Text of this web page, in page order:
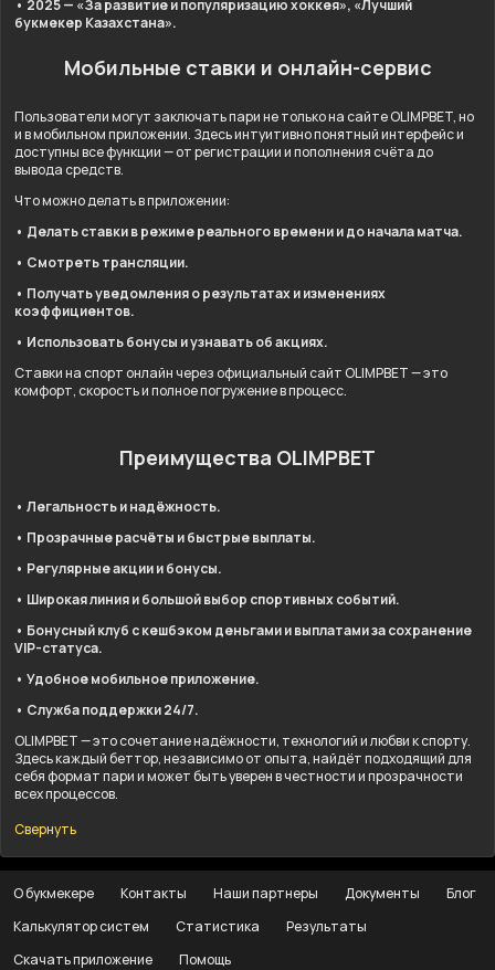
• 2025 — «За развитие и популяризацию хоккея», «Лучший
букмекер Казахстана».
Мобильные ставки и онлайн-сервис
Пользователи могут заключать пари не только на сайте OLIMPBET, но
и в мобильном приложении. Здесь интуитивно понятный интерфейс и
доступны все функции — от регистрации и пополнения счёта до
вывода средств.
Что можно делать в приложении:
• Делать ставки в режиме реального времени и до начала матча.
• Смотреть трансляции.
• Получать уведомления о результатах и изменениях
коэффициентов.
• Использовать бонусы и узнавать об акциях.
Ставки на спорт онлайн через официальный сайт OLIMPBET — это
комфорт, скорость и полное погружение в процесс.
Преимущества OLIMPBET
• Легальность и надёжность.
• Прозрачные расчёты и быстрые выплаты.
• Регулярные акции и бонусы.
• Широкая линия и большой выбор спортивных событий.
• Бонусный клуб с кешбэком деньгами и выплатами за сохранение
VIP-статуса.
• Удобное мобильное приложение.
• Служба поддержки 24/7.
OLIMPBET — это сочетание надёжности, технологий и любви к спорту.
Здесь каждый беттор, независимо от опыта, найдёт подходящий для
себя формат пари и может быть уверен в честности и прозрачности
всех процессов.
Свернуть
О букмекере Контакты Наши партнеры Документы
Блог
Калькулятор систем
Статистика
Результаты
Скачать приложение
Помощь